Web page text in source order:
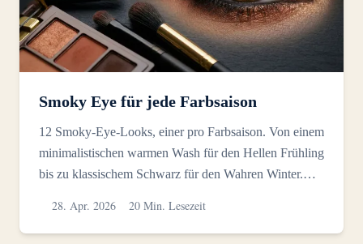
Smoky Eye für jede Farbsaison
12 Smoky-Eye-Looks, einer pro Farbsaison. Von einem
minimalistischen warmen Wash für den Hellen Frühling
bis zu klassischem Schwarz für den Wahren Winter.
28. Apr. 2026 20 Min. Lesezeit